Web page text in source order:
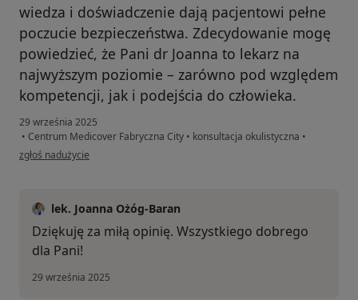
wiedza i doświadczenie dają pacjentowi pełne
poczucie bezpieczeństwa. Zdecydowanie mogę
powiedzieć, że Pani dr Joanna to lekarz na
najwyższym poziomie – zarówno pod względem
kompetencji, jak i podejścia do człowieka.
29 września 2025
• Centrum Medicover Fabryczna City • konsultacja okulistyczna •
w opinii użytkownika Maryla
zgłoś nadużycie
lek. Joanna Ożóg-Baran
Dziękuję za miłą opinię. Wszystkiego dobrego
dla Pani!
29 września 2025